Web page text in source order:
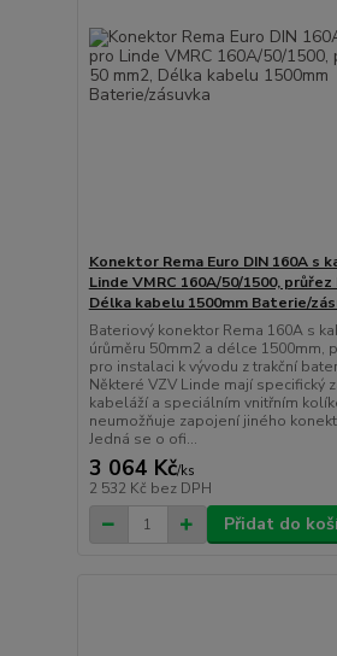
Konektor Rema Euro DIN 160A s
Linde VMRC 160A/50/1500,
Délka kabelu 1500mm Baterie/
Bateriový konektor Rema 160A s
úrůměru 50mm2 a délce 1500mm,
pro instalaci k vývodu z trakční
Některé VZV Linde mají specifický
kabeláží a speciálním vnitřním
neumožňuje zapojení jiného
Jedná se o ofi...
3 064 Kč/ks
2 532 Kč bez DPH
Přidat do